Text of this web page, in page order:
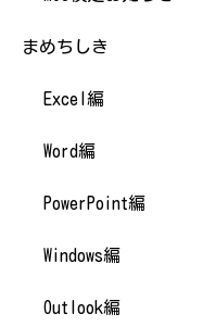
まめちしき
Excel編
Word編
PowerPoint編
Windows編
Outlook編